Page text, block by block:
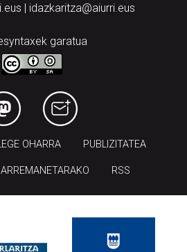
| idazkaritza@aiurri.eus
garatua
OHARRA PUBLIZITATEA
RSS